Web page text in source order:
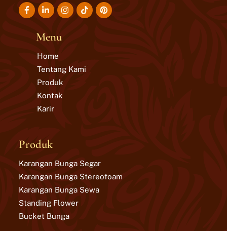
Icon Icon Icon Icon
Menu
Home
Tentang Kami
Produk
Kontak
Karir
Produk
Karangan Bunga Segar
Karangan Bunga Stereofoam
Karangan Bunga Sewa
Standing Flower
Bucket Bunga